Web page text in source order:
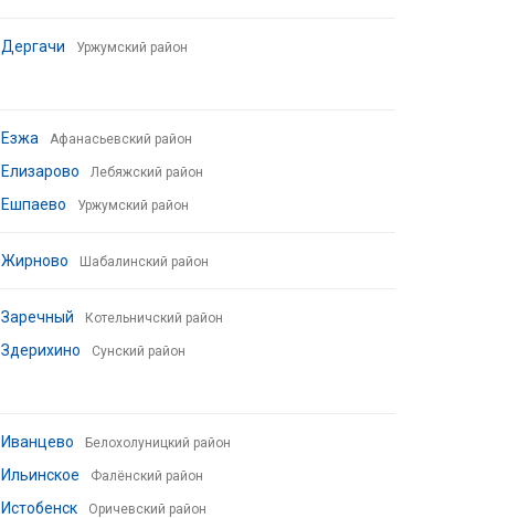
Дергачи Уржумский район
Езжа Афанасьевский район
Елизарово Лебяжский район
Ешпаево Уржумский район
Жирново Шабалинский район
Заречный Котельничский район
Здерихино Сунский район
Иванцево Белохолуницкий район
Ильинское Фалёнский район
Истобенск Оричевский район